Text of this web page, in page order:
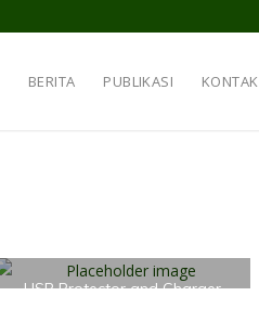
BERITA PUBLIKASI KONTAK
USB Protector and Charger